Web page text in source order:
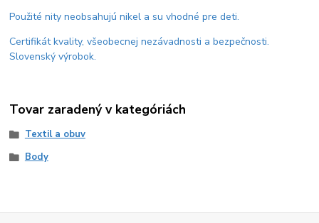
Použité nity neobsahujú nikel a su vhodné pre deti.
Certifikát kvality, všeobecnej nezávadnosti a bezpečnosti.
Slovenský výrobok.
Tovar zaradený v kategóriách
Textil a obuv
Body